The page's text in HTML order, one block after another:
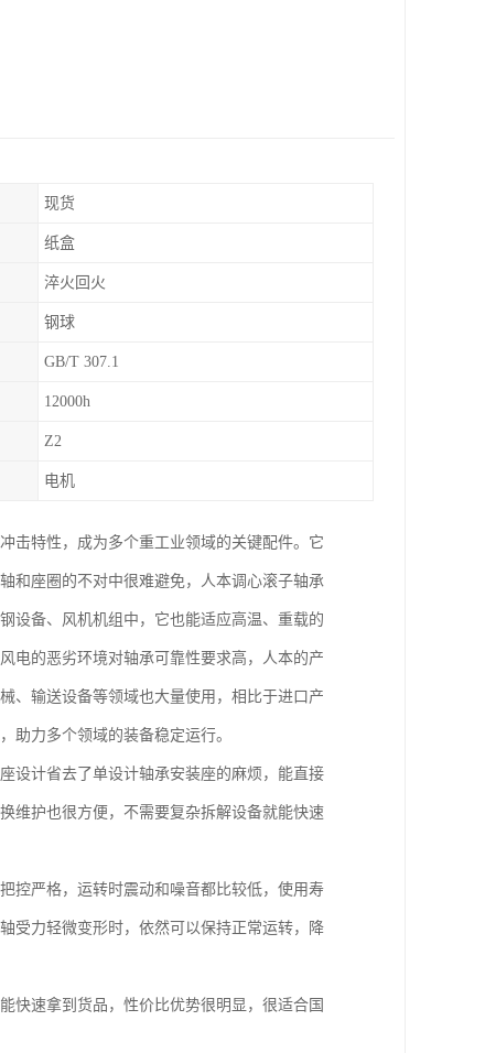
现货
纸盒
淬火回火
钢球
GB/T 307.1
12000h
Z2
电机
击特性，成为多个重工业领域的关键配件。它
和座圈的不对中很难避免，人本调心滚子轴承
设备、风机机组中，它也能适应高温、重载的
电的恶劣环境对轴承可靠性要求高，人本的产
、输送设备等领域也大量使用，相比于进口产
助力多个领域的装备稳定运行。
设计省去了单设计轴承安装座的麻烦，能直接
维护也很方便，不需要复杂拆解设备就能快速
控严格，运转时震动和噪音都比较低，使用寿
受力轻微变形时，依然可以保持正常运转，降
快速拿到货品，性价比优势很明显，很适合国